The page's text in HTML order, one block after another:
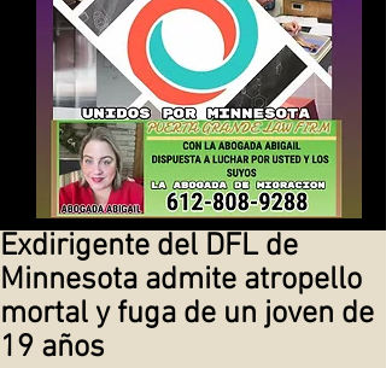
Exdirigente del DFL de
Minnesota admite atropello
mortal y fuga de un joven de
19 años